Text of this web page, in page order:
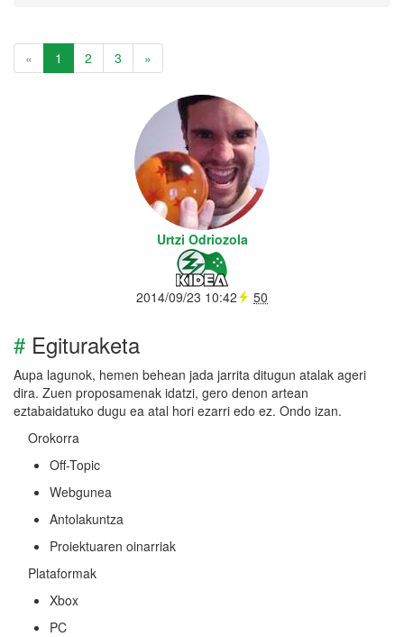
« 1 2 3 »
Urtzi Odriozola
2014/09/23 10:42 50
# Egituraketa
Aupa lagunok, hemen behean jada jarrita ditugun atalak ageri
dira. Zuen proposamenak idatzi, gero denon artean
eztabaidatuko dugu ea atal hori ezarri edo ez. Ondo izan.
Orokorra
Off-Topic
Webgunea
Antolakuntza
Proiektuaren oinarriak
Plataformak
Xbox
PC